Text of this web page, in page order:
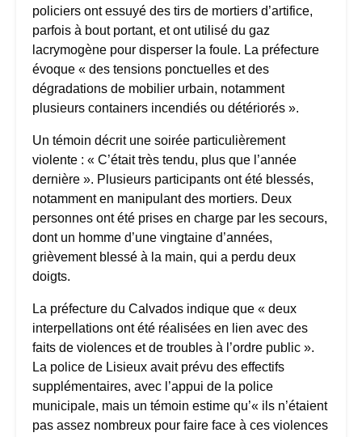
policiers ont essuyé des tirs de mortiers d’artifice,
parfois à bout portant, et ont utilisé du gaz
lacrymogène pour disperser la foule. La préfecture
évoque « des tensions ponctuelles et des
dégradations de mobilier urbain, notamment
plusieurs containers incendiés ou détériorés ».
Un témoin décrit une soirée particulièrement
violente : « C’était très tendu, plus que l’année
dernière ». Plusieurs participants ont été blessés,
notamment en manipulant des mortiers. Deux
personnes ont été prises en charge par les secours,
dont un homme d’une vingtaine d’années,
grièvement blessé à la main, qui a perdu deux
doigts.
La préfecture du Calvados indique que « deux
interpellations ont été réalisées en lien avec des
faits de violences et de troubles à l’ordre public ».
La police de Lisieux avait prévu des effectifs
supplémentaires, avec l’appui de la police
municipale, mais un témoin estime qu’« ils n’étaient
pas assez nombreux pour faire face à ces violences